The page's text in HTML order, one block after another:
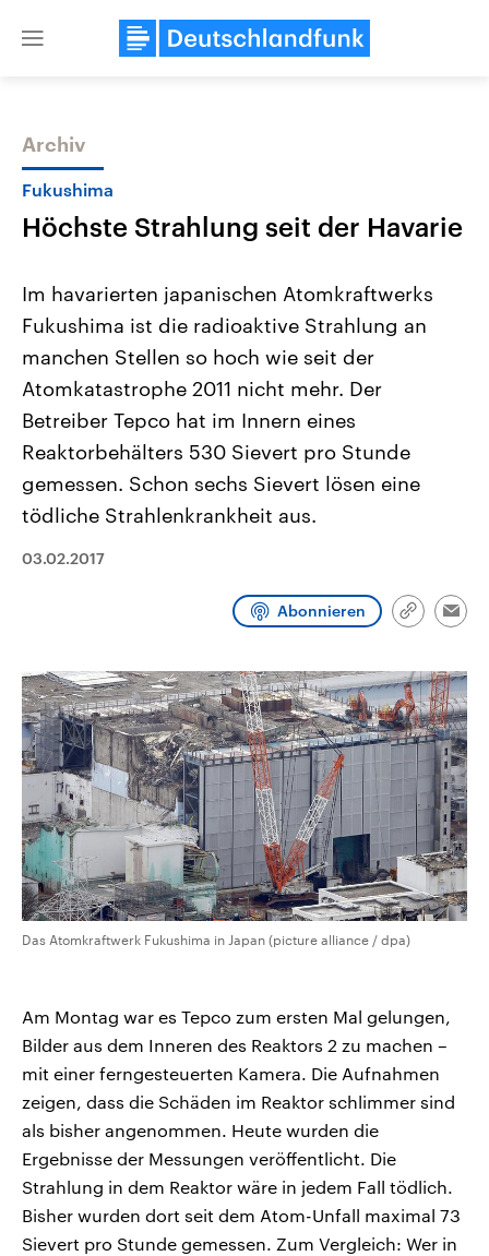
Close
Themen
Landtagswahl Sachsen-Anhalt
2026
Alle Informationen
Sachsen-Anhalt wählt am 6.
September 2026 einen neuen
Bundesland von einer Koalition aus
Umfragen, Prognosen,
und Hintergründe zu den Parteien
USA
Aktuelle Beiträge,
Hintergründe
Wirtschaftlich und
gehören die Vereinigten
den mächtigsten Ländern
mit großem Einfluss auf
Sendungen
Archiv
Fukushima
Höchste Strahlung seit der Havarie
Im havarierten japanischen Atomkraftwerks
Fukushima ist die radioaktive Strahlung an
manchen Stellen so hoch wie seit der
Atomkatastrophe 2011 nicht mehr. Der
Betreiber Tepco hat im Innern eines
Reaktorbehälters 530 Sievert pro Stunde
gemessen. Schon sechs Sievert lösen eine
tödliche Strahlenkrankheit aus.
03.02.2017
Abonnieren
Link
Das Atomkraftwerk Fukushima in Japan (picture alliance / dpa)
Am Montag war es Tepco zum ersten Mal gelungen,
Bilder aus dem Inneren des Reaktors 2 zu machen –
mit einer ferngesteuerten Kamera. Die Aufnahmen
zeigen, dass die Schäden im Reaktor schlimmer sind
als bisher angenommen. Heute wurden die
Ergebnisse der Messungen veröffentlicht. Die
Strahlung in dem Reaktor wäre in jedem Fall tödlich.
Bisher wurden dort seit dem Atom-Unfall maximal 73
Sievert pro Stunde gemessen. Zum Vergleich: Wer in